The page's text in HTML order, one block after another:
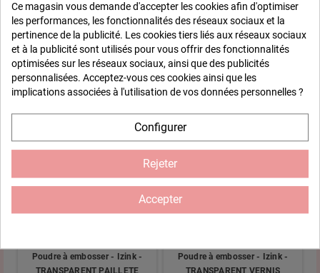
Poudre à embosser - Izink -
GOLD EXTRA FINE
5,90 €
ACHETER
Poudre à embosser - Izink -
OPALINE NACRE
5,90 €
ACHETER
Poudre à embosser - Izink -
TRANSPARENT PAILLETE
Poudre à embosser - Izink -
TRANSPARENT VERNIS
Ce magasin vous demande d'accepter les cookies afin d'optimiser
les performances, les fonctionnalités des réseaux sociaux et la
pertinence de la publicité. Les cookies tiers liés aux réseaux sociaux
et à la publicité sont utilisés pour vous offrir des fonctionnalités
optimisées sur les réseaux sociaux, ainsi que des publicités
personnalisées. Acceptez-vous ces cookies ainsi que les
implications associées à l'utilisation de vos données personnelles ?
Configurer
Rejeter
Accepter